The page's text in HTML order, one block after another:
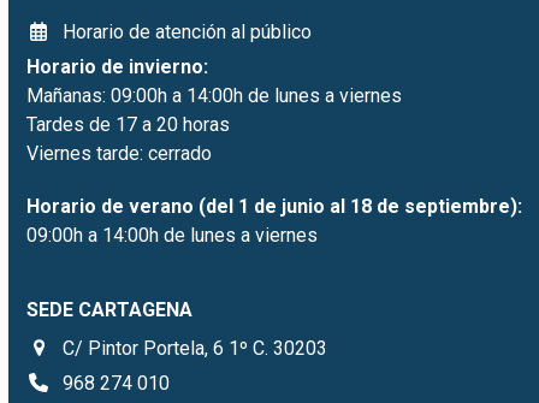
Horario de atención al público
Horario de invierno:
Mañanas: 09:00h a 14:00h de lunes a viernes
Tardes de 17 a 20 horas
Viernes tarde: cerrado
Horario de verano (del 1 de junio al 18 de septiembre):
09:00h a 14:00h de lunes a viernes
SEDE CARTAGENA
C/ Pintor Portela, 6 1º C. 30203
968 274 010